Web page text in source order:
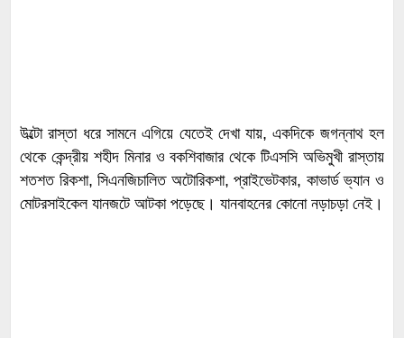
উল্টো রাস্তা ধরে সামনে এগিয়ে যেতেই দেখা যায়, একদিকে জগন্নাথ হল
থেকে কেন্দ্রীয় শহীদ মিনার ও বকশিবাজার থেকে টিএসসি অভিমুখী রাস্তায়
শতশত রিকশা, সিএনজিচালিত অটোরিকশা, প্রাইভেটকার, কাভার্ড ভ্যান ও
মোটরসাইকেল যানজটে আটকা পড়েছে। যানবাহনের কোনো নড়াচড়া নেই।